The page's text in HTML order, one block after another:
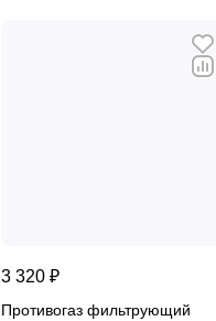
3 320 ₽
Противогаз фильтрующий